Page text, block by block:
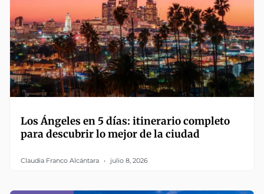
Los Ángeles en 5 días: itinerario completo
para descubrir lo mejor de la ciudad
Claudia Franco Alcántara julio 8, 2026